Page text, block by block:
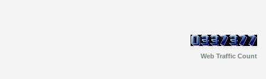
Web Traffic Count